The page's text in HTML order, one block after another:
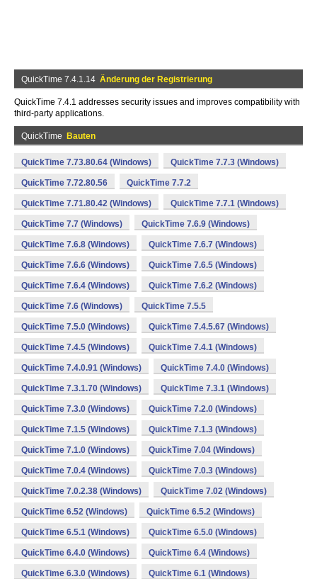
QuickTime 7.4.1.14 Änderung der Registrierung
QuickTime 7.4.1 addresses security issues and improves compatibility with
third-party applications.
QuickTime Bauten
QuickTime 7.73.80.64 (Windows) QuickTime 7.7.3 (Windows)
QuickTime 7.72.80.56 QuickTime 7.7.2
QuickTime 7.71.80.42 (Windows) QuickTime 7.7.1 (Windows)
QuickTime 7.7 (Windows) QuickTime 7.6.9 (Windows)
QuickTime 7.6.8 (Windows) QuickTime 7.6.7 (Windows)
QuickTime 7.6.6 (Windows) QuickTime 7.6.5 (Windows)
QuickTime 7.6.4 (Windows) QuickTime 7.6.2 (Windows)
QuickTime 7.6 (Windows) QuickTime 7.5.5
QuickTime 7.5.0 (Windows) QuickTime 7.4.5.67 (Windows)
QuickTime 7.4.5 (Windows) QuickTime 7.4.1 (Windows)
QuickTime 7.4.0.91 (Windows) QuickTime 7.4.0 (Windows)
QuickTime 7.3.1.70 (Windows) QuickTime 7.3.1 (Windows)
QuickTime 7.3.0 (Windows) QuickTime 7.2.0 (Windows)
QuickTime 7.1.5 (Windows) QuickTime 7.1.3 (Windows)
QuickTime 7.1.0 (Windows) QuickTime 7.04 (Windows)
QuickTime 7.0.4 (Windows) QuickTime 7.0.3 (Windows)
QuickTime 7.0.2.38 (Windows) QuickTime 7.02 (Windows)
QuickTime 6.52 (Windows) QuickTime 6.5.2 (Windows)
QuickTime 6.5.1 (Windows) QuickTime 6.5.0 (Windows)
QuickTime 6.4.0 (Windows) QuickTime 6.4 (Windows)
QuickTime 6.3.0 (Windows) QuickTime 6.1 (Windows)